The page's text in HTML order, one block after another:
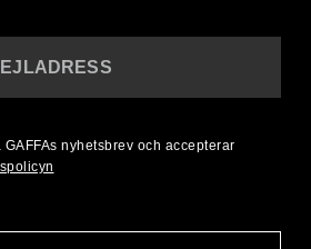
nyhetsbrev och accepterar